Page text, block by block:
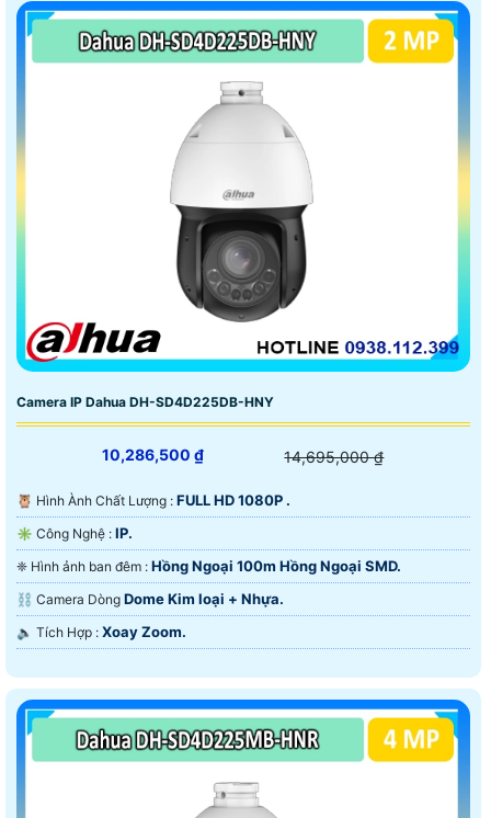
Camera IP Dahua DH-SD4D225DB-HNY
10,286,500 ₫ 14,695,000 ₫
🦉 Hình Ành Chất Lượng : FULL HD 1080P .
✳️ Công Nghệ : IP.
❈ Hình ảnh ban đêm : Hồng Ngoại 100m Hồng Ngoại SMD.
⛓ Camera Dòng Dome Kim loại + Nhựa.
️🔈 Tích Hợp : Xoay Zoom.